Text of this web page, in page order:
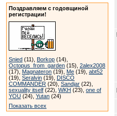
Поздравляем с годовщиной
регистрации!
Snied (11), Borkop (14),
Octopus_from_garden (15), 2alex2008
(17), Magnateron (19), Me (19), abt52
(19), Seralvin (19), DISCO
COMMANDER (20), Sandjar (22),
sexuality itself (22), WKH (23), one of
YOU (24), Yutan (24)
Показать всех